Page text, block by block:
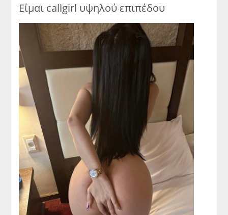
Είμαι callgirl υψηλού επιπέδου